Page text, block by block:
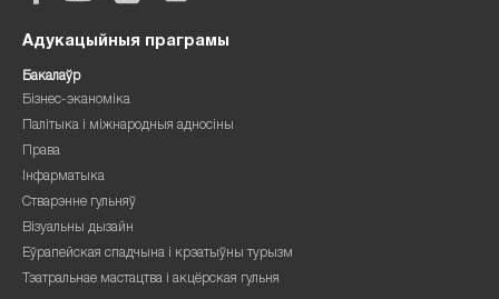
Адукацыйныя праграмы
Бакалаўр
Бізнес-эканоміка
Палітыка і міжнародныя адносіны
Права
Інфарматыка
Стварэнне гульняў
Візуальны дызайн
Еўрапейская спадчына і крэатыўны турызм
Тэатральнае мастацтва і акцёрская гульня